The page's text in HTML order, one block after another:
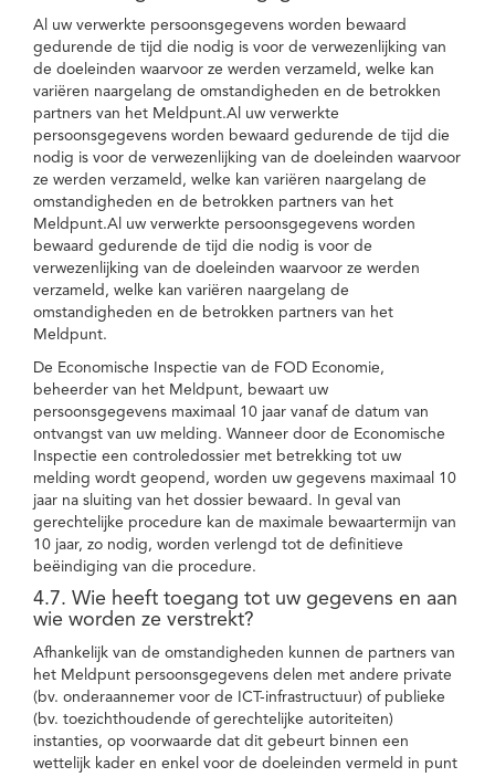
Al uw verwerkte persoonsgegevens worden bewaard
gedurende de tijd die nodig is voor de verwezenlijking van
de doeleinden waarvoor ze werden verzameld, welke kan
variëren naargelang de omstandigheden en de betrokken
partners van het Meldpunt.Al uw verwerkte
persoonsgegevens worden bewaard gedurende de tijd die
nodig is voor de verwezenlijking van de doeleinden waarvoor
ze werden verzameld, welke kan variëren naargelang de
omstandigheden en de betrokken partners van het
Meldpunt.Al uw verwerkte persoonsgegevens worden
bewaard gedurende de tijd die nodig is voor de
verwezenlijking van de doeleinden waarvoor ze werden
verzameld, welke kan variëren naargelang de
omstandigheden en de betrokken partners van het
Meldpunt.
De Economische Inspectie van de FOD Economie,
beheerder van het Meldpunt, bewaart uw
persoonsgegevens maximaal 10 jaar vanaf de datum van
ontvangst van uw melding. Wanneer door de Economische
Inspectie een controledossier met betrekking tot uw
melding wordt geopend, worden uw gegevens maximaal 10
jaar na sluiting van het dossier bewaard. In geval van
gerechtelijke procedure kan de maximale bewaartermijn van
10 jaar, zo nodig, worden verlengd tot de definitieve
beëindiging van die procedure.
4.7. Wie heeft toegang tot uw gegevens en aan
wie worden ze verstrekt?
Afhankelijk van de omstandigheden kunnen de partners van
het Meldpunt persoonsgegevens delen met andere private
(bv. onderaannemer voor de ICT-infrastructuur) of publieke
(bv. toezichthoudende of gerechtelijke autoriteiten)
instanties, op voorwaarde dat dit gebeurt binnen een
wettelijk kader en enkel voor de doeleinden vermeld in punt